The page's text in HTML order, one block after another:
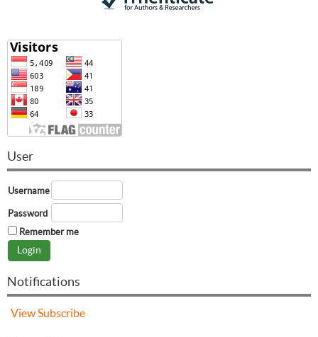
User
Username
Password
Remember me
Notifications
ViewSubscribe